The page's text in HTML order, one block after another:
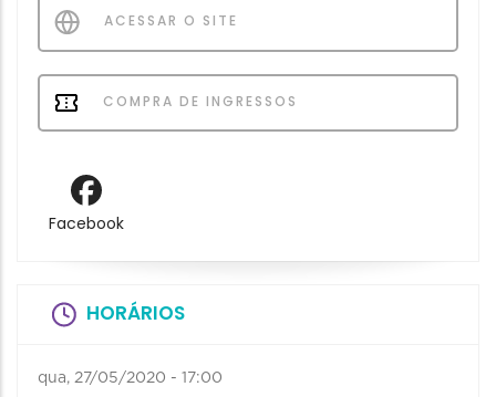
ACESSAR O SITE
COMPRA DE INGRESSOS
Facebook
HORÁRIOS
qua, 27/05/2020 - 17:00